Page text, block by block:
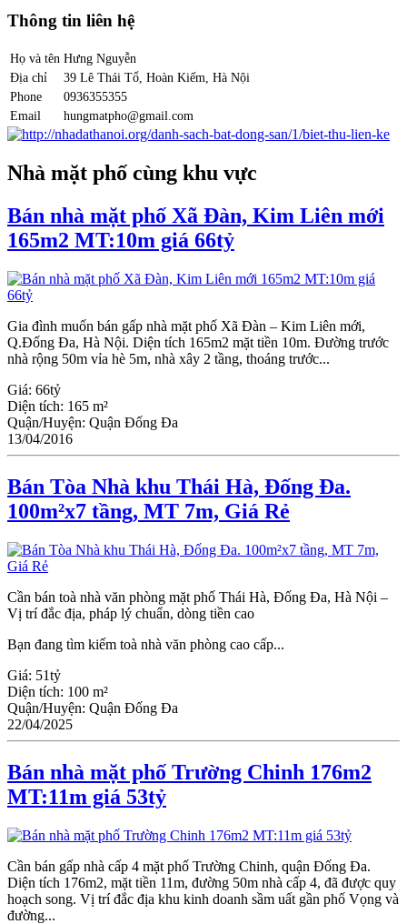
Thông tin liên hệ
Họ và tên Hưng Nguyễn
Địa chỉ
39 Lê Thái Tổ, Hoàn Kiếm, Hà Nội
Phone
0936355355
Email
hungmatpho@gmail.com
Nhà mặt phố cùng khu vực
Bán nhà mặt phố Xã Đàn, Kim Liên mới
165m2 MT:10m giá 66tỷ
Gia đình muốn bán gấp nhà mặt phố Xã Đàn – Kim Liên mới,
Q.Đống Đa, Hà Nội. Diện tích 165m2 mặt tiền 10m. Đường trước
nhà rộng 50m vỉa hè 5m, nhà xây 2 tầng, thoáng trước...
Giá: 66tỷ
Diện tích: 165 m²
Quận/Huyện: Quận Đống Đa
13/04/2016
Bán Tòa Nhà khu Thái Hà, Đống Đa.
100m²x7 tầng, MT 7m, Giá Rẻ
Cần bán toà nhà văn phòng mặt phố Thái Hà, Đống Đa, Hà Nội –
Vị trí đắc địa, pháp lý chuẩn, dòng tiền cao
Bạn đang tìm kiếm toà nhà văn phòng cao cấp...
Giá: 51tỷ
Diện tích: 100 m²
Quận/Huyện: Quận Đống Đa
22/04/2025
Bán nhà mặt phố Trường Chinh 176m2
MT:11m giá 53tỷ
Cần bán gấp nhà cấp 4 mặt phố Trường Chinh, quận Đống Đa.
Diện tích 176m2, mặt tiền 11m, đường 50m nhà cấp 4, đã được quy
hoạch song. Vị trí đắc địa khu kinh doanh sầm uất gần phố Vọng và
đường...